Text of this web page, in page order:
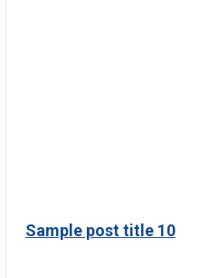
Sample post title 10